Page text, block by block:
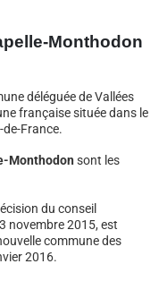
Monthodon
déléguée de Vallées
française située dans le
de-France.
Monthodon sont les
du conseil
novembre 2015, est
commune des
2016.